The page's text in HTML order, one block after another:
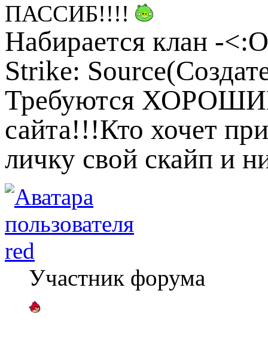
ПАССИБ!!!!
Набирается клан -
Strike:
Требуются
сайта!!!Кто хочет
личку свой скайп и
red
Участник форума